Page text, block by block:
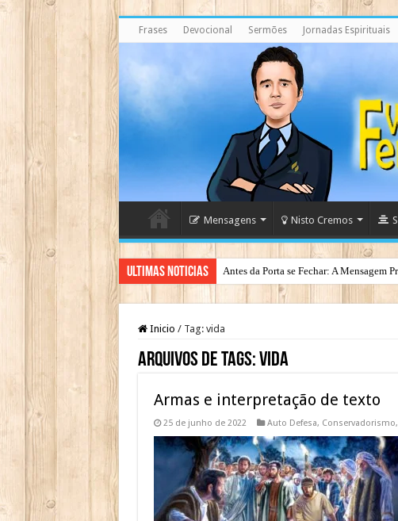
Frases Devocional Sermões Jornadas Espirituais
Mensagens Nisto Cremos
Ultimas Noticias Antes da Porta se Fechar: A Mensagem
Inicio / Tag: vida
Arquivos de Tags:vida
Armas e interpretação de texto
25 de junho de 2022 Auto Defesa, Conservadorismo,